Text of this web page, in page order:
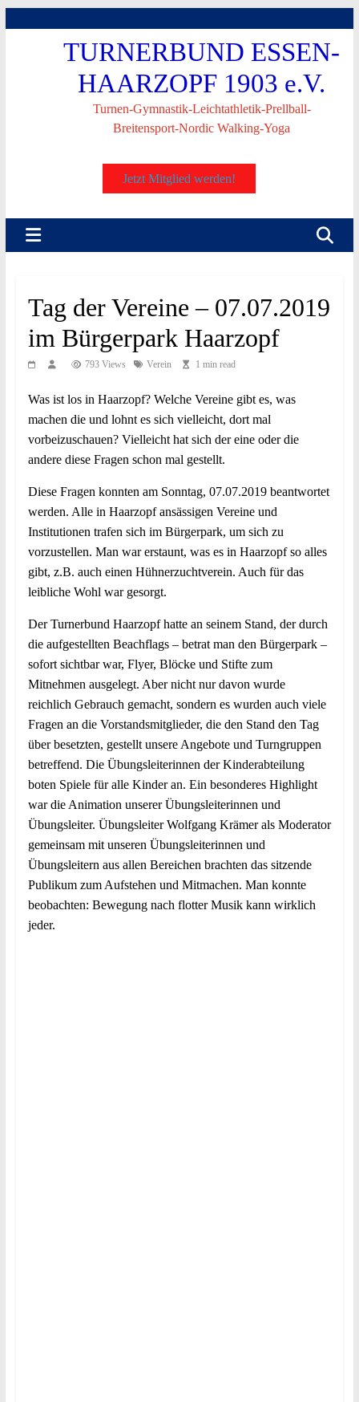
TURNERBUND ESSEN-
HAARZOPF 1903 e.V.
Turnen-Gymnastik-Leichtathletik-Prellball-
Breitensport-Nordic Walking-Yoga
Jetzt Mitglied werden!
Tag der Vereine – 07.07.2019
im Bürgerpark Haarzopf
793 Views Verein 1 min read
Was ist los in Haarzopf? Welche Vereine gibt es, was
machen die und lohnt es sich vielleicht, dort mal
vorbeizuschauen? Vielleicht hat sich der eine oder die
andere diese Fragen schon mal gestellt.
Diese Fragen konnten am Sonntag, 07.07.2019 beantwortet
werden. Alle in Haarzopf ansässigen Vereine und
Institutionen trafen sich im Bürgerpark, um sich zu
vorzustellen. Man war erstaunt, was es in Haarzopf so alles
gibt, z.B. auch einen Hühnerzuchtverein. Auch für das
leibliche Wohl war gesorgt.
Der Turnerbund Haarzopf hatte an seinem Stand, der durch
die aufgestellten Beachflags – betrat man den Bürgerpark –
sofort sichtbar war, Flyer, Blöcke und Stifte zum
Mitnehmen ausgelegt. Aber nicht nur davon wurde
reichlich Gebrauch gemacht, sondern es wurden auch viele
Fragen an die Vorstandsmitglieder, die den Stand den Tag
über besetzten, gestellt unsere Angebote und Turngruppen
betreffend. Die Übungsleiterinnen der Kinderabteilung
boten Spiele für alle Kinder an. Ein besonderes Highlight
war die Animation unserer Übungsleiterinnen und
Übungsleiter. Übungsleiter Wolfgang Krämer als Moderator
gemeinsam mit unseren Übungsleiterinnen und
Übungsleitern aus allen Bereichen brachten das sitzende
Publikum zum Aufstehen und Mitmachen. Man konnte
beobachten: Bewegung nach flotter Musik kann wirklich
jeder.